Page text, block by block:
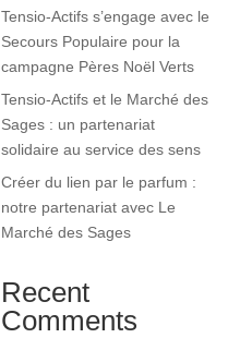
Tensio-Actifs s’engage avec le
Secours Populaire pour la
campagne Pères Noël Verts
Tensio-Actifs et le Marché des
Sages : un partenariat
solidaire au service des sens
Créer du lien par le parfum :
notre partenariat avec Le
Marché des Sages
Recent
Comments